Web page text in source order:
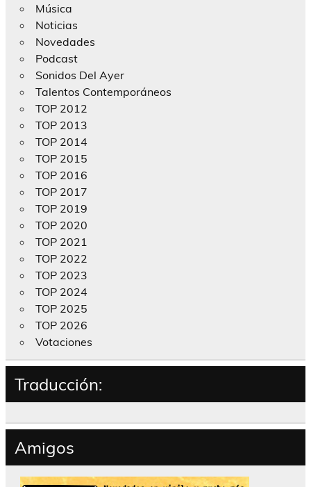
Música
Noticias
Novedades
Podcast
Sonidos Del Ayer
Talentos Contemporáneos
TOP 2012
TOP 2013
TOP 2014
TOP 2015
TOP 2016
TOP 2017
TOP 2019
TOP 2020
TOP 2021
TOP 2022
TOP 2023
TOP 2024
TOP 2025
TOP 2026
Votaciones
Traducción:
Amigos